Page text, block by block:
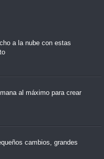
a la nube con estas
al máximo para crear
cambios, grandes